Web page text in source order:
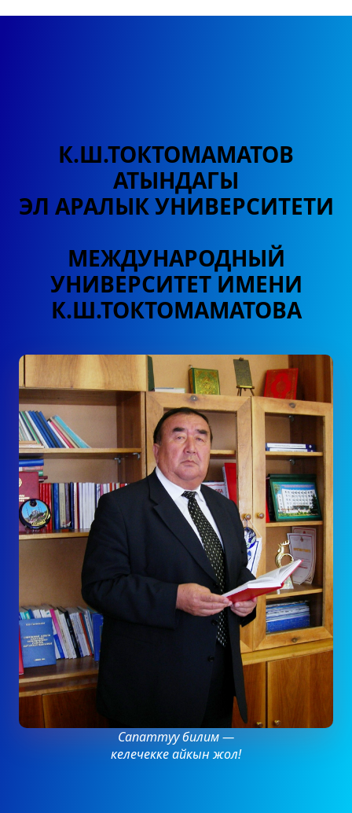
К.Ш.ТОКТОМАМАТОВ
АТЫНДАГЫ
ЭЛ АРАЛЫК УНИВЕРСИТЕТИ
МЕЖДУНАРОДНЫЙ
УНИВЕРСИТЕТ ИМЕНИ
К.Ш.ТОКТОМАМАТОВА
Сапаттуу билим —
келечекке айкын жол!